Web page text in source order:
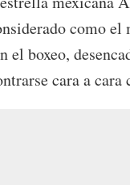
como el
el boxeo,
cara a cara